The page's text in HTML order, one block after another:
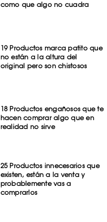
como que algo no cuadra
19 Productos marca patito que
no están a la altura del
original pero son chistosos
18 Productos engañosos que te
hacen comprar algo que en
realidad no sirve
25 Productos innecesarios que
existen, están a la venta y
probablemente vas a
comprarlos